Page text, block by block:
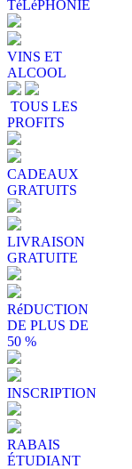
TéLéPHONIE
VINS ET
ALCOOL
TOUS LES
PROFITS
CADEAUX
GRATUITS
LIVRAISON
GRATUITE
RéDUCTION
DE PLUS DE
50 %
INSCRIPTION
RABAIS
ÉTUDIANT